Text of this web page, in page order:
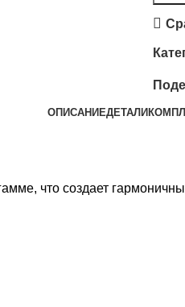
ОПИСАНИЕДЕТАЛИ
что создает